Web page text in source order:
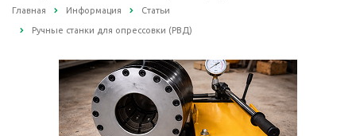
Главная Информация Статьи
Ручные станки для опрессовки (РВД)